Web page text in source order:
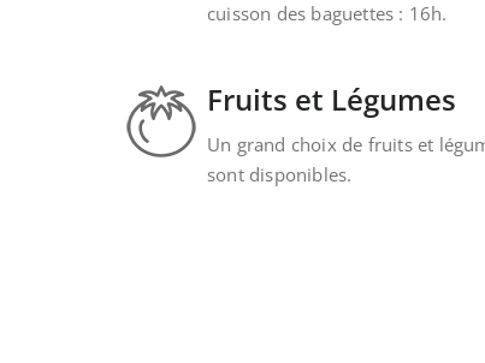
cuisson des baguettes : 16h.
Fruits et Légumes
Un grand choix de fruits et
sont disponibles.